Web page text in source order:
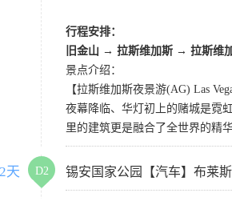
行程安排：
旧金山 → 拉斯维加斯 → 拉斯维
景点介绍：
【拉斯维加斯夜景游(AG) Las
夜幕降临、华灯初上的赌城是霓
里的建筑更是融合了全世界的精
天 D2 锡安国家公园【汽车】布莱